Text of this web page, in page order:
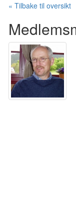
« Tilbake til oversikt